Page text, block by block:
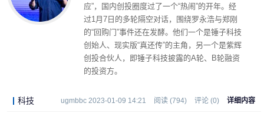
应”，国内创投圈度过了一个“热闹”的开年。经
过1月7日的多轮隔空对话，围绕罗永浩与郑刚
的“回购门”事件还在发酵。他们一个是锤子科技
创始人、现实版“真还传”的主角，另一个是紫辉
创投合伙人，即锤子科技披露的A轮、B轮融资
的投资方。
科技 ugmbbc 2023-01-09 14:21 阅读 (794) 评论 (0) 详细内容